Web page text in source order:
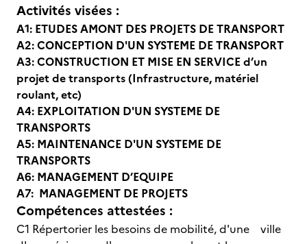
Activités visées :
A1: ETUDES AMONT DES PROJETS DE TRANSPORT
A2: CONCEPTION D'UN SYSTEME DE TRANSPORT
A3: CONSTRUCTION ET MISE EN SERVICE d’un
projet de transports (Infrastructure, matériel
roulant, etc)
A4: EXPLOITATION D'UN SYSTEME DE
TRANSPORTS
A5: MAINTENANCE D'UN SYSTEME DE
TRANSPORTS
A6: MANAGEMENT D’EQUIPE
A7: MANAGEMENT DE PROJETS
Compétences attestées :
C1 Répertorier les besoins de mobilité, d'une ville